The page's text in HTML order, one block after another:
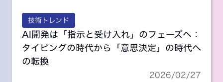
技術トレンド
AI開発は「指示と受け入れ」のフェーズへ：
タイピングの時代から「意思決定」の時代へ
の転換
2026/02/27